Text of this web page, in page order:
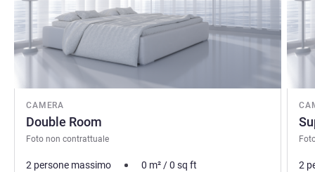
CAMERA
Double Room
Foto non contrattuale
2 persone massimo 0 m²/0 sq ft 2